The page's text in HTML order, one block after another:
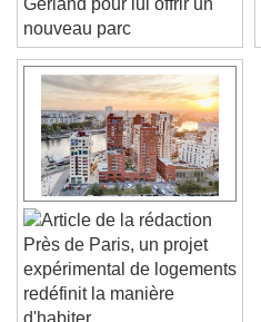
Font Family
Reset
Done
Close Modal Dialog
End of dialog window.
Gerland pour lui offrir un
nouveau parc
Près de Paris, un projet
expérimental de logements
redéfinit la manière